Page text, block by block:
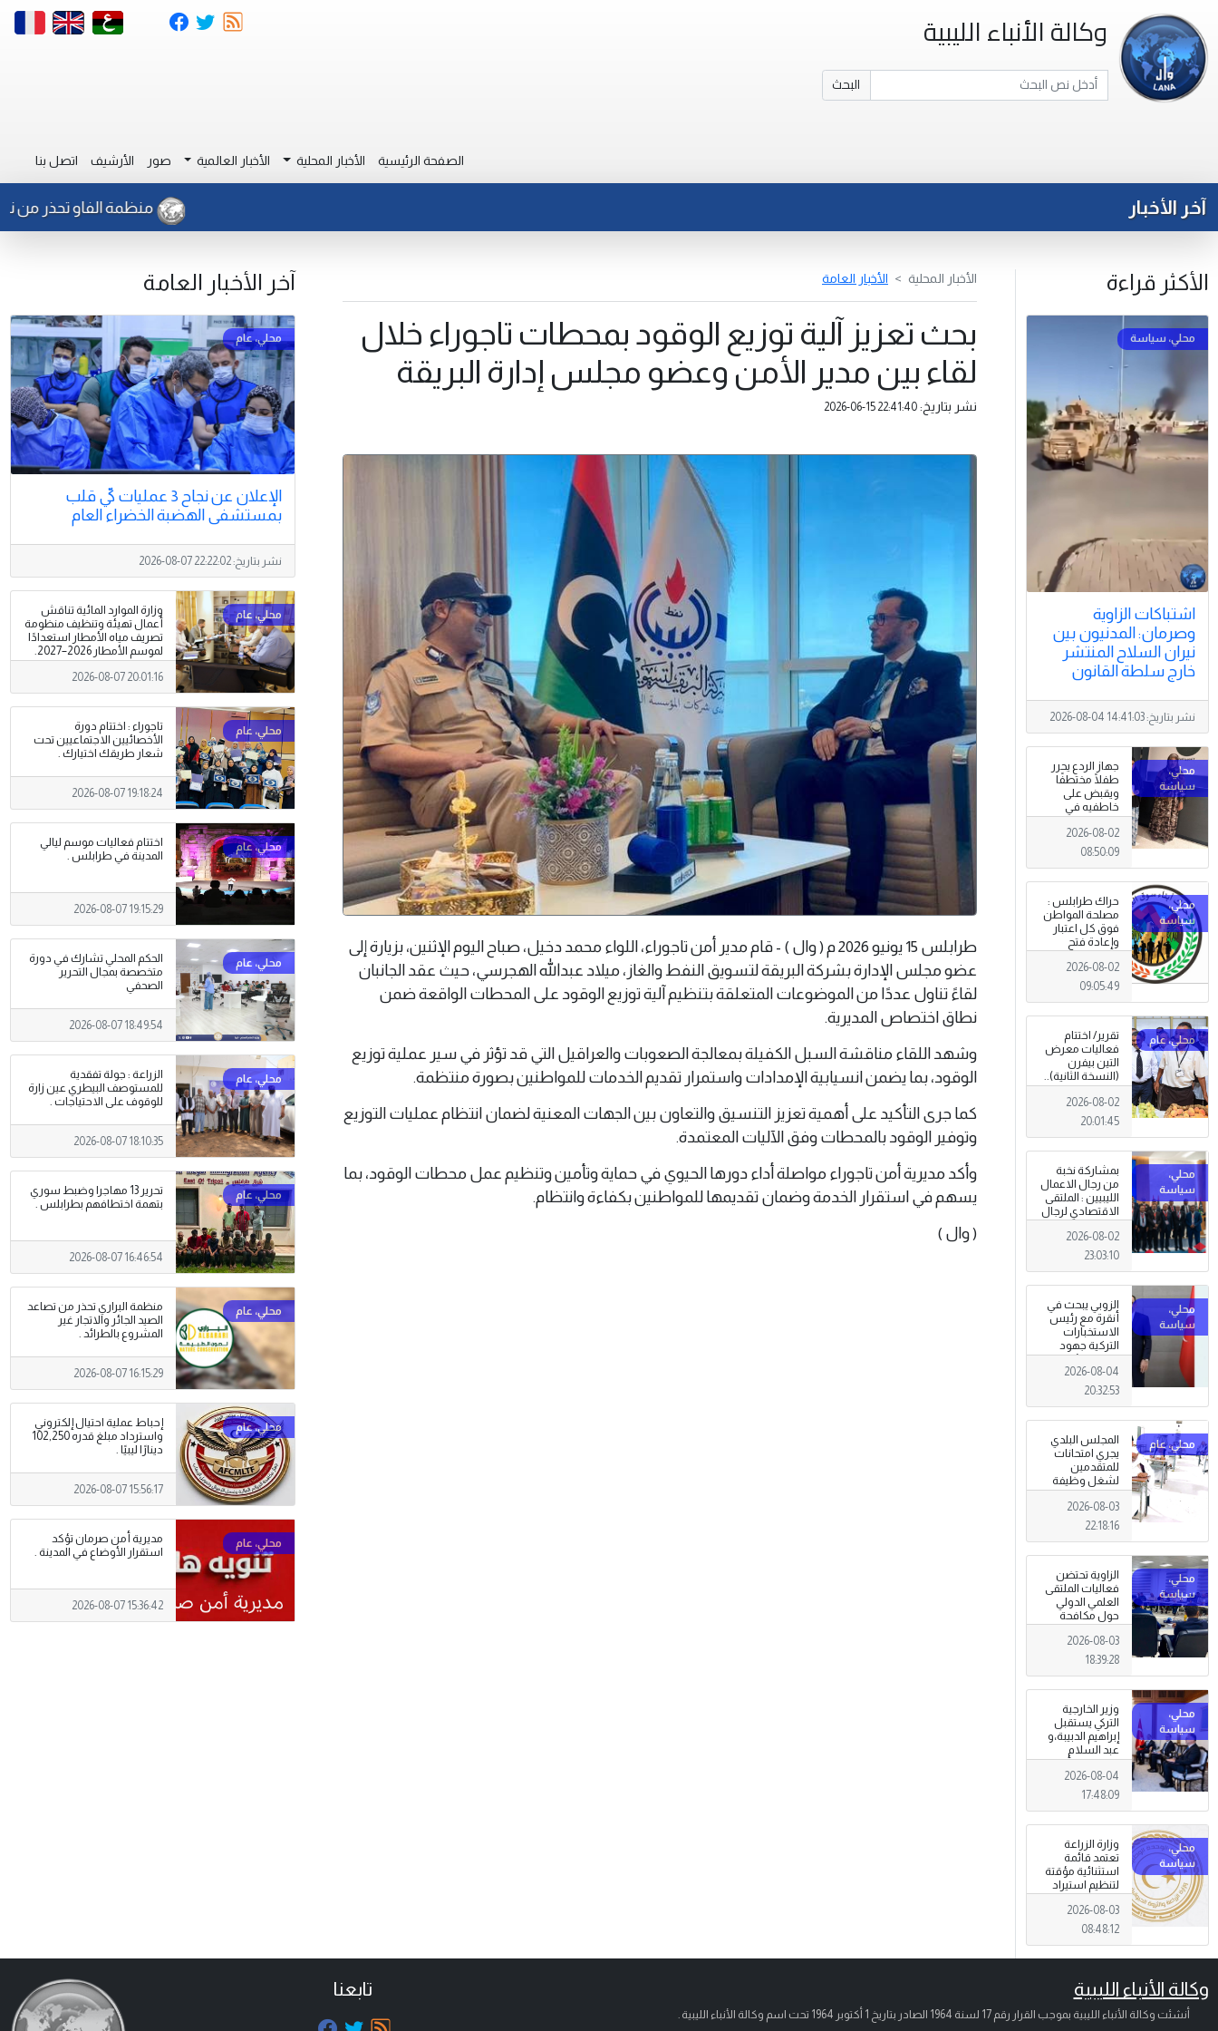
وكالة الأنباء الليبية
البحث
الصفحة الرئيسية الأخبار المحلية الأخبار العالمية صور الأرشيف اتصل بنا
آخر الأخبار منظمة الفاو تحذر من نشاط
الأكثر قراءة
اشتباكات الزاوية
وصرمان: المدنيون بين
نيران السلاح المنتشر
خارج سلطة القانون
نشر بتاريخ:2026-08-04 14:41:03
جهاز الردع يحرر
طفلًا مختطفًا
ويقبض على
خاطفيه في
طرابلس
2026-08-02
08:50:09
حراك طرابلس :
مصلحة المواطن
فوق كل اعتبار
وإعادة فتح
المؤسسات
جاءت استجابةً
للإرادة الشعبية
2026-08-02
09:05:49
تقرير/ اختتام
فعاليات معرض
التين بيفرن
(النسخة الثانية)..
تظاهرة وطنية
وصمود
للمزارعين في
2026-08-02
20:01:45
بمشاركة نخبة
من رجال الاعمال
الليبيين : الملتقى
الاقتصادي لرجال
الاعمال 2026
تبدأ فعاليات
بمدينة سرت .
2026-08-02
23:03:10
الزوبي يبحث في
أنقرة مع رئيس
الاستخبارات
التركية جهود
توحيد المؤسسة
العسكرية على
أسس مهنية
2026-08-04
20:32:53
المجلس البلدي
يجري امتحانات
للمتقدمين
لشغل وظيفة
مختار محلة .
2026-08-03
22:18:16
الزاوية تحتضن
فعاليات الملتقى
العلمي الدولي
حول مكافحة
الجرائم المالية
وتهديدات الأمن
القومي
2026-08-03
18:39:28
وزير الخارجية
التركي يستقبل
إبراهيم الدبيبة،و
عبد السلام
الزوبي في أنقرة
2026-08-04
17:48:09
وزارة الزراعة
تعتمد قائمة
استثنائية مؤقتة
لتنظيم استيراد
وتداول المبيدات
الزراعية
2026-08-03
08:48:12
الأخبار المحلية الأخبار العامة
بحث تعزيز آلية توزيع الوقود بمحطات تاجوراء خلال
لقاء بين مدير الأمن وعضو مجلس إدارة البريقة
نشر بتاريخ: 2026-06-15 22:41:40
طرابلس 15 يونيو 2026 م ( وال ) - قام مدير أمن تاجوراء، اللواء محمد دخيل، صباح اليوم الإثنين، بزيارة إلى
عضو مجلس الإدارة بشركة البريقة لتسويق النفط والغاز، ميلاد عبدالله الهجرسي، حيث عقد الجانبان
لقاءً تناول عددًا من الموضوعات المتعلقة بتنظيم آلية توزيع الوقود على المحطات الواقعة ضمن
نطاق اختصاص المديرية.
وشهد اللقاء مناقشة السبل الكفيلة بمعالجة الصعوبات والعراقيل التي قد تؤثر في سير عملية توزيع
الوقود، بما يضمن انسيابية الإمدادات واستمرار تقديم الخدمات للمواطنين بصورة منتظمة.
كما جرى التأكيد على أهمية تعزيز التنسيق والتعاون بين الجهات المعنية لضمان انتظام عمليات التوزيع
وتوفير الوقود بالمحطات وفق الآليات المعتمدة.
وأكد مديرية أمن تاجوراء مواصلة أداء دورها الحيوي في حماية وتأمين وتنظيم عمل محطات الوقود، بما
يسهم في استقرار الخدمة وضمان تقديمها للمواطنين بكفاءة وانتظام.
( وال )
آخر الأخبار العامة
الإعلان عن نجاح 3 عمليات كيّ قلب
بمستشفى الهضبة الخضراء العام
نشر بتاريخ:2026-08-07 22:22:02
وزارة الموارد المائية تناقش
أعمال تهيئة وتنظيف منظومة
تصريف مياه الأمطار استعدادًا
لموسم الأمطار 2026–2027.
2026-08-07 20:01:16
تاجوراء : اختتام دورة
الأخصائيين الاجتماعيين تحت
شعار طريقك اختيارك .
2026-08-07 19:18:24
اختتام فعاليات موسم ليالي
المدينة في طرابلس .
2026-08-07 19:15:29
الحكم المحلي تشارك في دورة
متخصصة بمجال التحرير
الصحفي
2026-08-07 18:49:54
الزراعة : جولة تفقدية
للمستوصف البيطري عين زارة
للوقوف على الاحتياجات .
2026-08-07 18:10:35
تحرير 13 مهاجرا وضبط سوري
بتهمة اختطافهم بطرابلس .
2026-08-07 16:46:54
منظمة البراري تحذر من تصاعد
الصيد الجائر والاتجار غير
المشروع بالطرائد .
2026-08-07 16:15:29
إحباط عملية احتيال إلكتروني
واسترداد مبلغ قدره 102,250
دينارًا ليبيًا .
2026-08-07 15:56:17
مديرية أمن صرمان تؤكد
استقرار الأوضاع في المدينة .
2026-08-07 15:36:42
وكالة الأنباء الليبية
أنشئت وكالة الأنباء الليبية بموجب القرار رقم 17 لسنة 1964 الصادر بتاريخ 1 أكتوبر 1964 تحت اسم وكالة الأنباء الليبية .
تابعنا